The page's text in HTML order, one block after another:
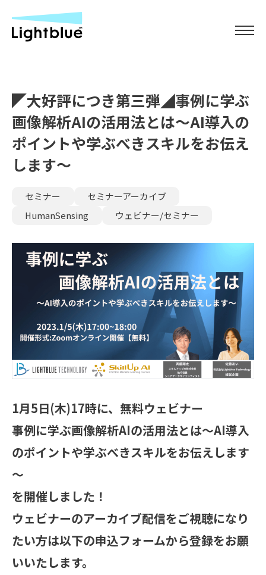
◤大好評につき第三弾◢事例に学ぶ
画像解析AIの活用法とは～AI導入の
ポイントや学ぶべきスキルをお伝え
します～
セミナー
セミナーアーカイブ
HumanSensing
ウェビナー/セミナー
1月5日(木)17時に、無料ウェビナー
事例に学ぶ画像解析AIの活用法とは～AI導入
のポイントや学ぶべきスキルをお伝えします
～
を開催しました！
ウェビナーのアーカイブ配信をご視聴になり
たい方は以下の申込フォームから登録をお願
いいたします。